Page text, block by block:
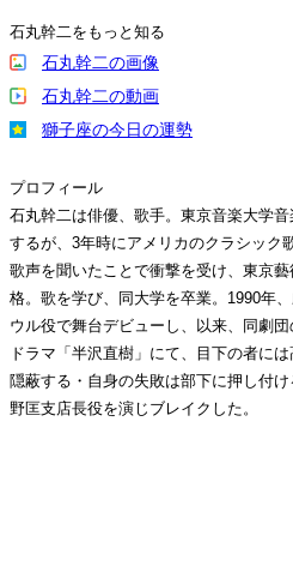
石丸幹二をもっと知る
石丸幹二の画像
石丸幹二の動画
獅子座の今日の運勢
プロフィール
石丸幹二は俳優、歌手。東京音楽大学
するが、3年時にアメリカのクラシック
歌声を聞いたことで衝撃を受け、東京
格。歌を学び、同大学を卒業。1990年
ウル役で舞台デビューし、以来、同劇団
ドラマ「半沢直樹」にて、目下の者に
隠蔽する・自身の失敗は部下に押し付
野匡支店長役を演じブレイクした。